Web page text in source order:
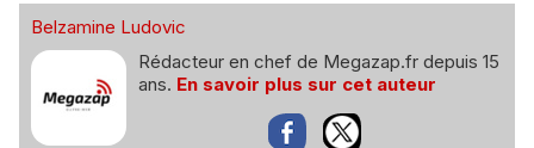
Belzamine Ludovic
Rédacteur en chef de Megazap.fr depuis 15
ans. En savoir plus sur cet auteur